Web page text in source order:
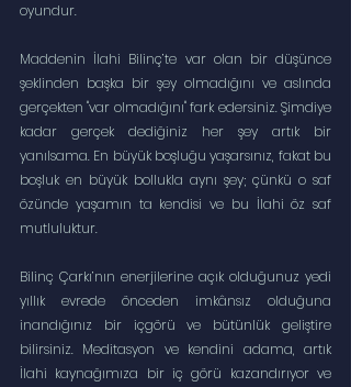
oyundur.
Maddenin İlahi Bilinç’te var olan bir düşünce
şeklinden başka bir şey olmadığını ve aslında
gerçekten "var olmadığını" fark edersiniz. Şimdiye
kadar gerçek dediğiniz her şey artık bir
yanılsama. En büyük boşluğu yaşarsınız, fakat bu
boşluk en büyük bollukla aynı şey; çünkü o saf
özünde yaşamın ta kendisi ve bu İlahi öz saf
mutluluktur.
Bilinç Çarkı’nın enerjilerine açık olduğunuz yedi
yıllık evrede önceden imkânsız olduğuna
inandığınız bir içgörü ve bütünlük geliştire
bilirsiniz. Meditasyon ve kendini adama, artık
İlahi kaynağımıza bir iç görü kazandırıyor ve